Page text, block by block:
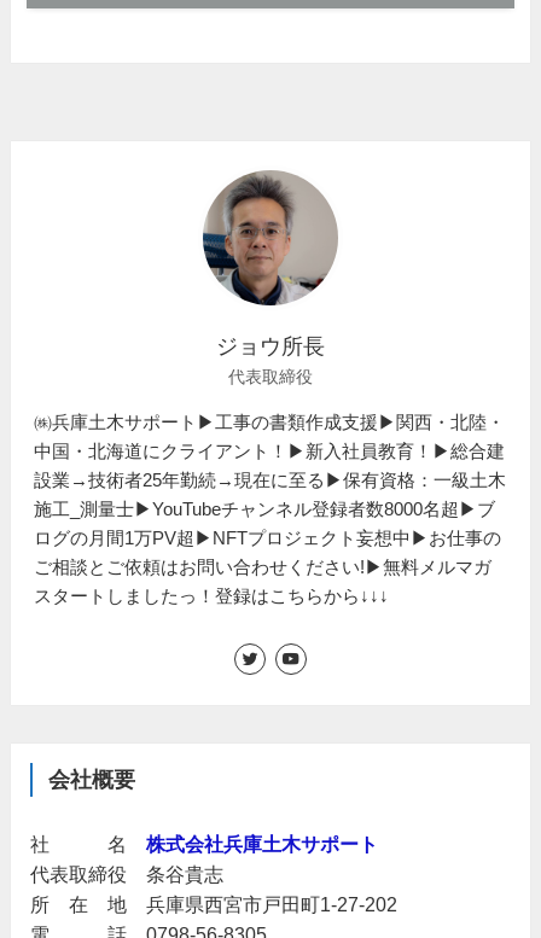
ジョウ所長
代表取締役
㈱兵庫土木サポート▶工事の書類作成支援▶関西・北陸・
中国・北海道にクライアント！▶新入社員教育！▶総合建
設業→技術者25年勤続→現在に至る▶保有資格：一級土木
施工_測量士▶YouTubeチャンネル登録者数8000名超▶ブ
ログの月間1万PV超▶NFTプロジェクト妄想中▶お仕事の
ご相談とご依頼はお問い合わせください!▶無料メルマガ
スタートしましたっ！登録はこちらから↓↓↓
会社概要
社 名 株式会社兵庫土木サポート
代表取締役 条谷貴志
所 在 地 兵庫県西宮市戸田町1-27-202